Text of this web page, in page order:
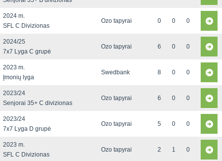
2024 m.
SFL C Divizionas
Ozo tapyrai 0 0 0
2024/25
7x7 Lyga C grupė
Ozo tapyrai 6 0 0
2023 m.
Įmonių lyga
Swedbank 8 0 0
2023/24
Senjorai 35+ C divizionas
Ozo tapyrai 6 0 0
2023/24
7x7 Lyga D grupė
Ozo tapyrai 5 0 0
2023 m.
SFL C Divizionas
Ozo tapyrai 2 1 0